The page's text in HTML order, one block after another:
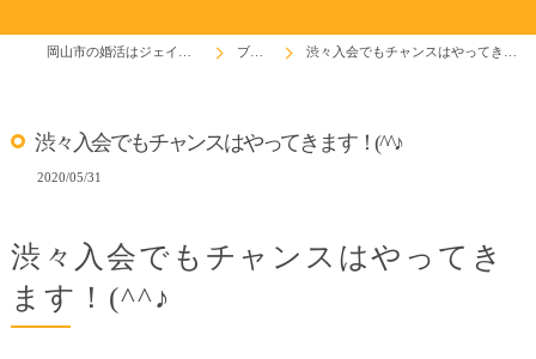
ブログ 渋々入会でもチャンスはやってきます！(^^♪
渋々入会でもチャンスはやってきます！(^^♪
2020/05/31
渋々入会でもチャンスはやってき
ます！(^^♪